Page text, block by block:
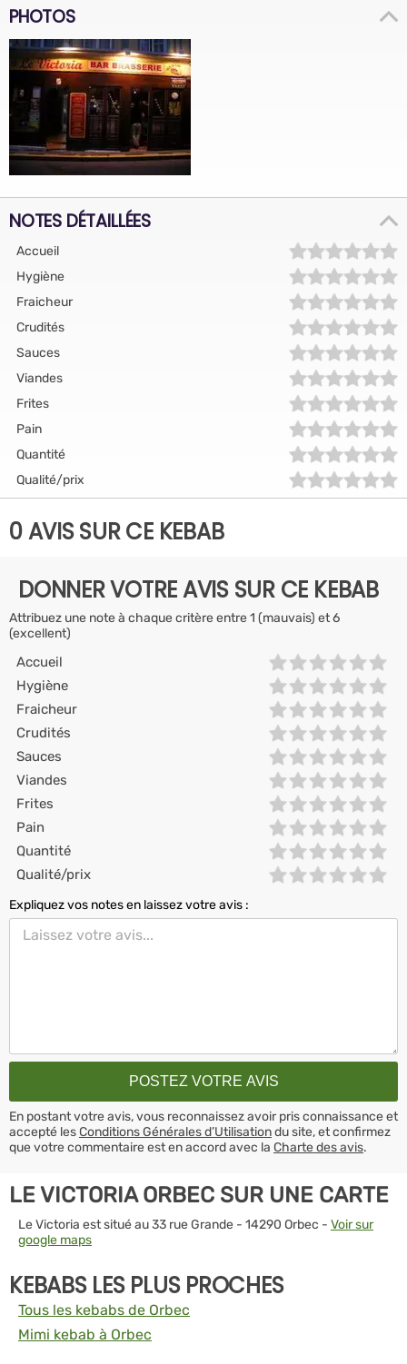
PHOTOS
NOTES DÉTAILLÉES
Accueil
Hygiène
Fraicheur
Crudités
Sauces
Viandes
Frites
Pain
Quantité
Qualité/prix
0 AVIS SUR CE KEBAB
DONNER VOTRE AVIS SUR CE KEBAB
Attribuez une note à chaque critère entre 1 (mauvais) et 6
(excellent)
Accueil
Hygiène
Fraicheur
Crudités
Sauces
Viandes
Frites
Pain
Quantité
Qualité/prix
Expliquez vos notes en laissez votre avis :
En postant votre avis, vous reconnaissez avoir pris connaissance et
accepté lesConditions Générales d’Utilisationdu site, et confirmez
que votre commentaire est en accord avec la Charte des avis.
LE VICTORIA ORBEC SUR UNE CARTE
Le Victoria est situé au 33 rue Grande - 14290 Orbec - Voir sur
google maps
KEBABS LES PLUS PROCHES
Tous les kebabs de Orbec
Mimi kebab à Orbec